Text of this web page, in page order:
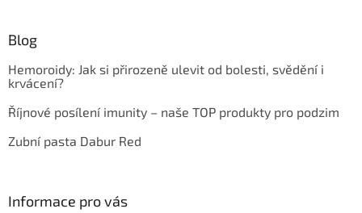
Blog
Hemoroidy: Jak si přirozeně ulevit od bolesti, svědění i
krvácení?
Říjnové posílení imunity – naše TOP produkty pro podzim
Zubní pasta Dabur Red
Informace pro vás